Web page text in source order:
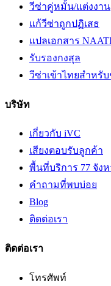
วีซ่าคู่หมั้น/แต่งงาน
แก้วีซ่าถูกปฏิเสธ
แปลเอกสาร
รับรองกงสุล
วีซ่าเข้าไทยสำหรั
บริษัท
เกี่ยวกับ iVC
เสียงตอบรับลูกค้า
พื้นที่บริการ 77 จัง
คำถามที่พบบ่อย
Blog
ติดต่อเรา
ติดต่อเรา
โทรศัพท์